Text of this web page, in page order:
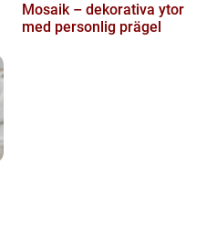
Mosaik – dekorativa ytor
med personlig prägel